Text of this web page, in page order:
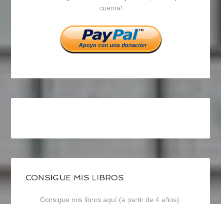
Facebook
Twitter
Instagram
cuenta!
CONSIGUE MIS LIBROS
Consigue mis libros aquí (a partir de 4 años):